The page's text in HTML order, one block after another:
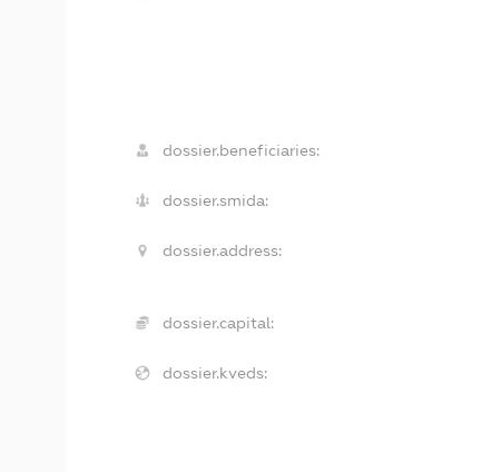
dossier.beneficiaries:
dossier.smida:
dossier.address:
dossier.capital:
dossier.kveds: